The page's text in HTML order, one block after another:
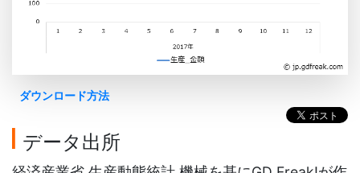
ダウンロード方法
データ出所